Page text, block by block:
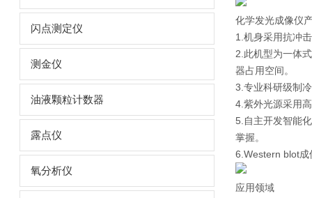
闪点测定仪
测金仪
油液颗粒计数器
露点仪
氧分析仪
化学发光成像仪
1.机身采用抗冲
2.此机型为一体
器占用空间。
3.专业科研级制
4.紫外光源采用
5.自主开发智能
掌握。
6.Western blot成
应用领域